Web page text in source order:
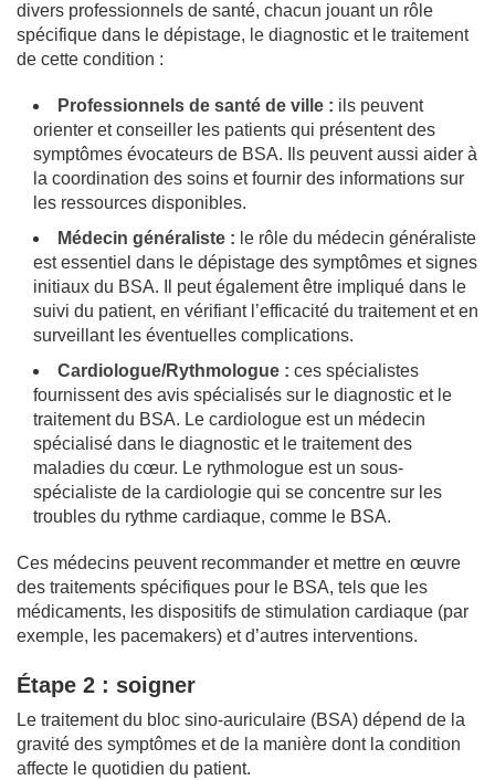
divers professionnels de santé, chacun jouant un rôle
spécifique dans le dépistage, le diagnostic et le traitement
de cette condition :
Professionnels de santé de ville : ils peuvent
orienter et conseiller les patients qui présentent des
symptômes évocateurs de BSA. Ils peuvent aussi aider à
la coordination des soins et fournir des informations sur
les ressources disponibles.
Médecin généraliste : le rôle du médecin généraliste
est essentiel dans le dépistage des symptômes et signes
initiaux du BSA. Il peut également être impliqué dans le
suivi du patient, en vérifiant l’efficacité du traitement et en
surveillant les éventuelles complications.
Cardiologue/Rythmologue : ces spécialistes
fournissent des avis spécialisés sur le diagnostic et le
traitement du BSA. Le cardiologue est un médecin
spécialisé dans le diagnostic et le traitement des
maladies du cœur. Le rythmologue est un sous-
spécialiste de la cardiologie qui se concentre sur les
troubles du rythme cardiaque, comme le BSA.
Ces médecins peuvent recommander et mettre en œuvre
des traitements spécifiques pour le BSA, tels que les
médicaments, les dispositifs de stimulation cardiaque (par
exemple, les pacemakers) et d’autres interventions.
Étape 2 : soigner
Le traitement du bloc sino-auriculaire (BSA) dépend de la
gravité des symptômes et de la manière dont la condition
affecte le quotidien du patient.